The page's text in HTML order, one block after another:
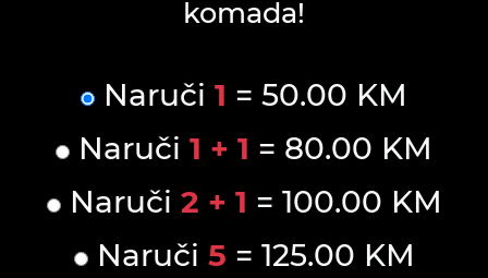
komada!
Naruči 1 = 50.00 KM
Naruči 1 + 1 = 80.00 KM
Naruči 2 + 1 = 100.00 KM
Naruči 5 = 125.00 KM